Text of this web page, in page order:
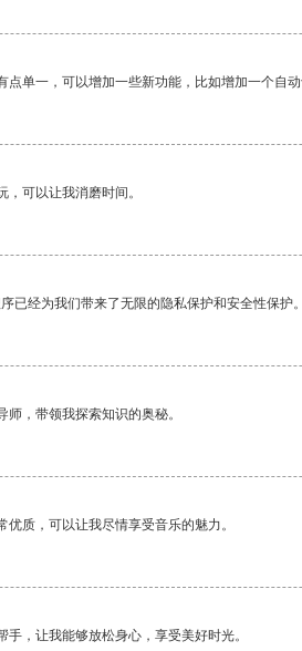
点单一，可以增加一些新功能，比如增加一个自
可以让我消磨时间。
已经为我们带来了无限的隐私保护和安全性保护
，带领我探索知识的奥秘。
质，可以让我尽情享受音乐的魅力。
，让我能够放松身心，享受美好时光。